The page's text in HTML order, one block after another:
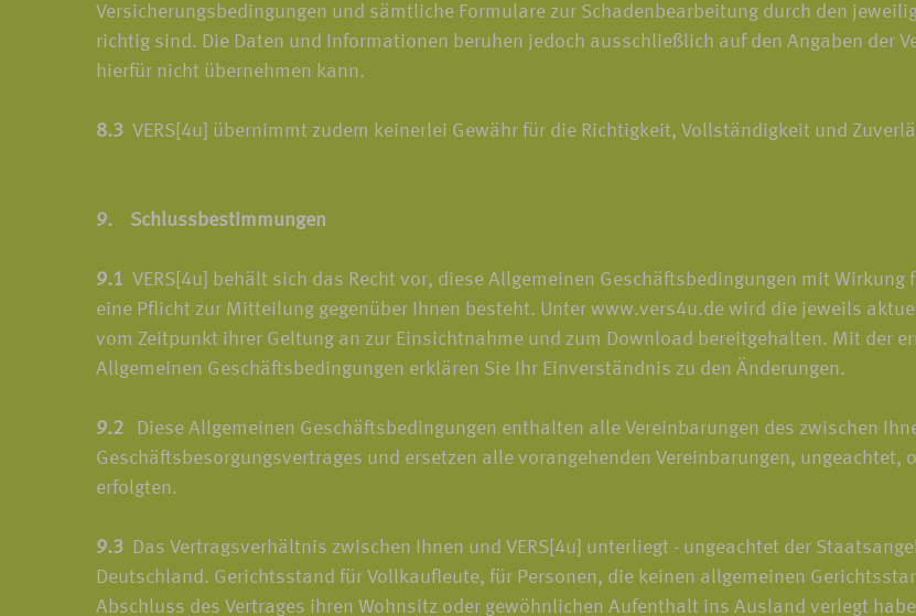
Versicherungsbedingungen und sämtliche Formulare zur Schadenbearbeitung durch den
richtig sind. Die Daten und Informationen beruhen jedoch ausschließlich auf den Angaben der
hierfür nicht übernehmen kann.
8.3 VERS[4u] übernimmt zudem keinerlei Gewähr für die Richtigkeit, Vollständigkeit und
9. Schlussbestimmungen
9.1 VERS[4u] behält sich das Recht vor, diese Allgemeinen Geschäftsbedingungen mit
eine Pflicht zur Mitteilung gegenüber Ihnen besteht. Unter www.vers4u.de wird die jeweils
vom Zeitpunkt ihrer Geltung an zur Einsichtnahme und zum Download bereitgehalten. Mit der
Allgemeinen Geschäftsbedingungen erklären Sie Ihr Einverständnis zu den Änderungen.
9.2 Diese Allgemeinen Geschäftsbedingungen enthalten alle Vereinbarungen des zwischen
Geschäftsbesorgungsvertrages und ersetzen alle vorangehenden Vereinbarungen,
erfolgten.
9.3 Das Vertragsverhältnis zwischen Ihnen und VERS[4u] unterliegt - ungeachtet der
Deutschland. Gerichtsstand für Vollkaufleute, für Personen, die keinen allgemeinen
Abschluss des Vertrages ihren Wohnsitz oder gewöhnlichen Aufenthalt ins Ausland verlegt